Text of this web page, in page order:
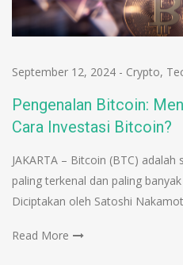
September 12, 2024 - Crypto,
Pengenalan Bitcoin:
Cara Investasi Bitcoin?
JAKARTA – Bitcoin (BTC)
paling terkenal dan paling
Diciptakan oleh Satoshi
Read More